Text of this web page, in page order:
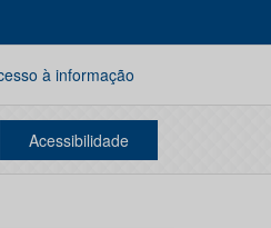
à informação
Acessibilidade